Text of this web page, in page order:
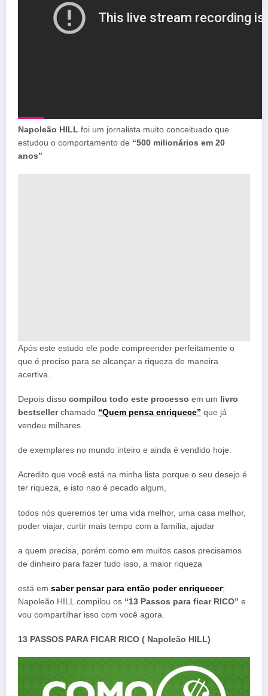
Napoleão HILL foi um jornalista muito conceituado que
estudou o comportamento de “500 milionários em 20
anos”
Após este estudo ele pode compreender perfeitamente o
que é preciso para se alcançar a riqueza de maneira
acertiva.
Depois disso compilou todo este processo em um livro
bestsellerchamado “Quem pensa enriquece” que já
vendeu milhares
de exemplares no mundo inteiro e ainda é vendido hoje.
Acredito que você está na minha lista porque o seu desejo é
ter riqueza, e isto nao é pecado algum,
todos nós queremos ter uma vida melhor, uma casa melhor,
poder viajar, curtir mais tempo com a família, ajudar
a quem precisa, porém como em muitos casos precisamos
de dinheiro para fazer tudo isso, a maior riqueza
está em saber pensar para então poder enriquecer;
Napoleão HILL compilou os “13 Passos para ficar RICO” e
vou compartilhar isso com você agora.
13 PASSOS PARA FICAR RICO ( Napoleão HILL)